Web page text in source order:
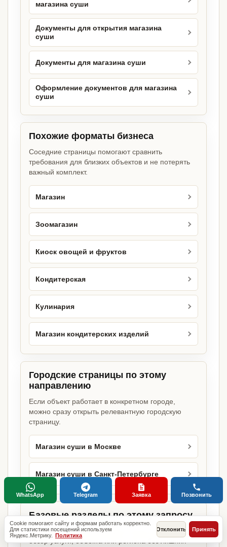
магазина суши
Документы для открытия магазина
суши
Документы для магазина суши
Оформление документов для магазина
суши
Похожие форматы бизнеса
Соседние страницы помогают сравнить
требования для близких объектов и не потерять
важный комплект.
Магазин
Зоомагазин
Киоск овощей и фруктов
Кондитерская
Кулинария
Магазин кондитерских изделий
Городские страницы по этому
направлению
Если объект работает в конкретном городе,
можно сразу открыть релевантную городскую
страницу.
Магазин суши в Москве
Магазин суши в Санкт-Петербурге
Базовые разделы по этому запросу
Родительские страницы дают более широкий
обзор услуги, объекта или региона без лишних
Cookie помогают сайту и формам работать корректно.
Для статистики посещений используем
Яндекс.Метрику. Политика
Отклонить Принять
WhatsApp Telegram Заявка Позвонить